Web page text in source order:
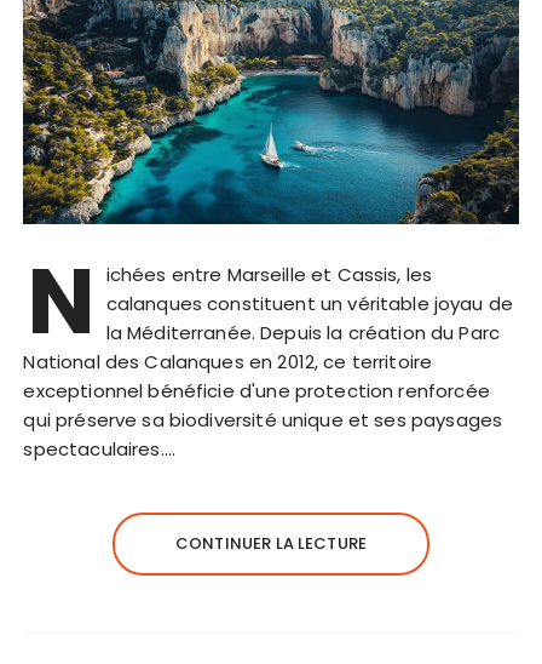
N
ichées entre Marseille et Cassis, les
calanques constituent un véritable joyau de
la Méditerranée. Depuis la création du Parc
National des Calanques en 2012, ce territoire
exceptionnel bénéficie d'une protection renforcée
qui préserve sa biodiversité unique et ses paysages
spectaculaires….
CONTINUER LA LECTURE